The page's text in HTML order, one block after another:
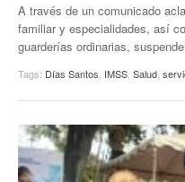
A través de un comunicado
familiar y especialidades, así
guarderías ordinarias,
Tags: Días Santos IMSS Salud